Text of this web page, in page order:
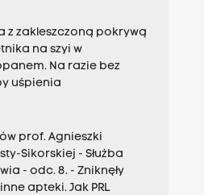
z zakleszczoną pokrywą
na szyi w
Na razie bez
uśpienia
prof. Agnieszki
Sikorskiej - Służba
- odc. 8. - Zniknęły
apteki. Jak PRL